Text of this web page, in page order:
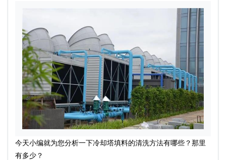
今天小编就为您分析一下冷却塔填料的清洗方法有哪些？那里
有多少？